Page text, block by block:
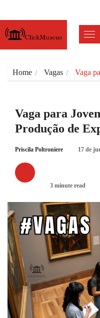
Home Vagas Vaga
Vaga para
Produção de
Priscila Poltroniere 17 de
3 minute read